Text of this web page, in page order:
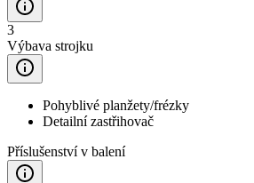
3
Výbava strojku
Pohyblivé planžety/frézky
Detailní zastřihovač
Příslušenství v balení